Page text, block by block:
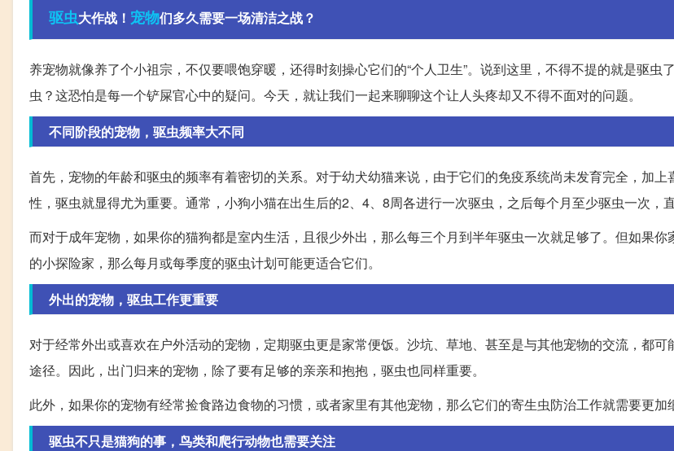
驱虫大作战！ 宠物们多久需要一场清洁之战？
养宠物就像养了个小祖宗，不仅要喂饱穿暖，还得时刻操心它们的“个人卫生”。说到这里，不得不提的就是驱虫
虫？这恐怕是每一个铲屎官心中的疑问。今天，就让我们一起来聊聊这个让人头疼却又不得不面对的问题。
不同阶段的宠物，驱虫频率大不同
首先，宠物的年龄和驱虫的频率有着密切的关系。对于幼犬幼猫来说，由于它们的免疫系统尚未发育完全，加上
性，驱虫就显得尤为重要。通常，小狗小猫在出生后的2、4、8周各进行一次驱虫，之后每个月至少驱虫一次，
而对于成年宠物，如果你的猫狗都是室内生活，且很少外出，那么每三个月到半年驱虫一次就足够了。但如果你
的小探险家，那么每月或每季度的驱虫计划可能更适合它们。
外出的宠物，驱虫工作更重要
对于经常外出或喜欢在户外活动的宠物，定期驱虫更是家常便饭。沙坑、草地、甚至是与其他宠物的交流，都可
途径。因此，出门归来的宠物，除了要有足够的亲亲和抱抱，驱虫也同样重要。
此外，如果你的宠物有经常捡食路边食物的习惯，或者家里有其他宠物，那么它们的寄生虫防治工作就需要更加
驱虫不只是猫狗的事，鸟类和爬行动物也需要关注